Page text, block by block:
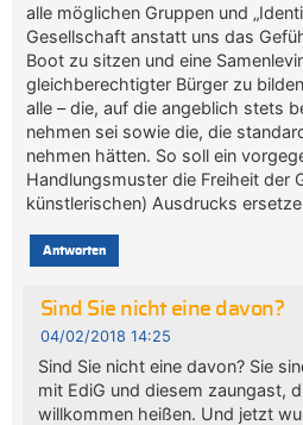
alle möglichen Gruppen und
Gesellschaft anstatt uns das
Boot zu sitzen und eine
gleichberechtigter Bürger zu
alle – die, auf die angeblich stets
nehmen sei sowie die, die
nehmen hätten. So soll ein
Handlungsmuster die Freiheit der
künstlerischen) Ausdrucks
Antworten
Sind Sie nicht eine davon?
04/02/2018 14:25
Sind Sie nicht eine davon? Sie
mit EdiG und diesem zaungast,
willkommen heißen. Und jetzt